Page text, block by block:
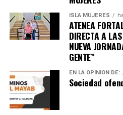
Lluvias torrenciales provocaron
en Mozambique, Sudáfrica y
100 fallecidos y miles de
de rescate continúan
7. Uganda vive
arresto de Bobi Wine
ISLA MUJERES
ATENEA
DIRECTA A
NUEVA
GENTE”
EN LA OPINIÓN DE:
Sociedad